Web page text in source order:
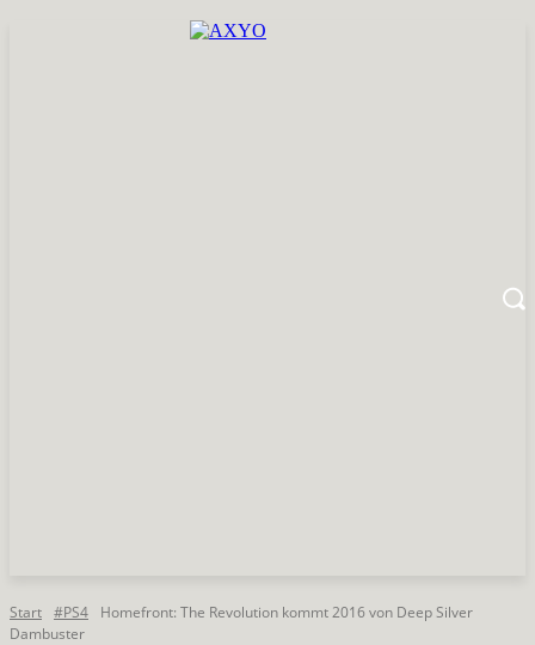
Start #PS4
Homefront: The Revolution kommt 2016 von Deep Silver
Dambuster